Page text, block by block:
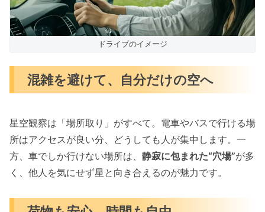
ドライブのイメージ
混雑を避けて、自分だけの空へ
星空観察は「場所取り」がすべて。電車やバスで行ける場
所はアクセスが良い分、どうしても人が集中します。一
方、車でしか行けない場所は、 静寂に包まれた“穴場”が多
く、他人を気にせず星と向き合えるのが魅力です。